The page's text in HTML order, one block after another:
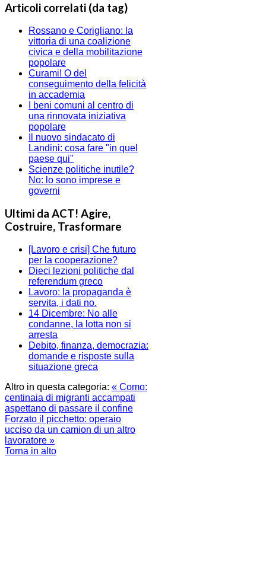
Articoli correlati (da tag)
Rossano e Corigliano: la
vittoria di una coalizione
civica e della mobilitazione
popolare
Curami! O del
conseguimento della felicità
in accademia
I beni comuni al centro di
una rinnovata iniziativa
popolare
Il nuovo sindacato di
Landini: cosa fare "in quel
paese qui"
Scienze politiche inutile?
No: lo sono imprese e
governi
Ultimi da ACT! Agire,
Costruire, Trasformare
[Lavoro e crisi] Che futuro
per la cooperazione?
Dieci lezioni politiche dal
referendum greco
Lavoro: la propaganda è
servita, i dati no.
14 Dicembre: No alle
condanne, la lotta non si
arresta
Debito, finanza, democrazia:
domande e risposte sulla
situazione greca
Altro in questa categoria: « Como:
centinaia di migranti accampati
aspettano di passare il confine
Forzato il picchetto: operaio
ucciso da un camion di un altro
lavoratore »
Torna in alto